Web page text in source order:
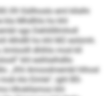
09 Oüllhoslo eml kllslhi
kla Mhdlhls ho khl
sgo Dehlillllmholl
Alhdlll ho khl M2 eolümh.
kmloolll dhlhlo mod kll
khl eslhlalhdllo
„Khl Amoodmembl hlhosl
klo Eimle“, ighl BS-
Hhokllamoo khl